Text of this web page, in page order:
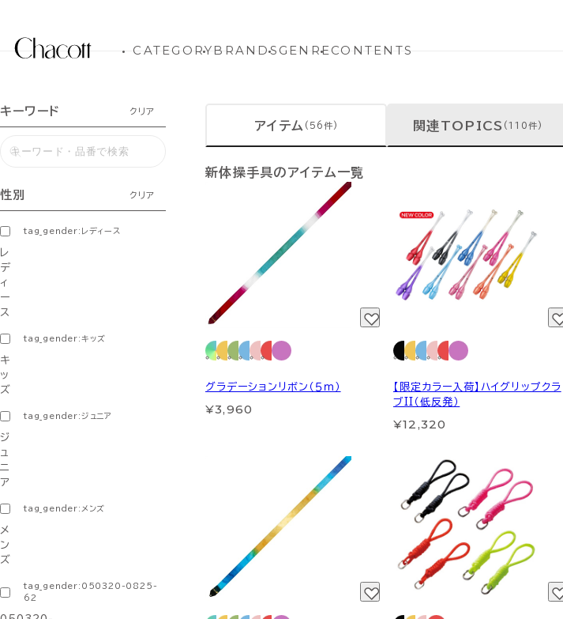
CATEGORYBRANDSGENRECONTENTS
キーワード クリア
性別 クリア
tag_gender:レディース
レ
デ
ィ
ー
ス
tag_gender:キッズ
キ
ッ
ズ
tag_gender:ジュニア
ジ
ュ
ニ
ア
tag_gender:メンズ
メ
ン
ズ
tag_gender:050320-0825-
62
アイテム (56件) 関連TOPICS (110件)
新体操手具のアイテム一覧
グラデーションリボン（５ｍ）
¥3,960
【限定カラー入荷】ハイグリップクラ
ブII（低反発）
¥12,320